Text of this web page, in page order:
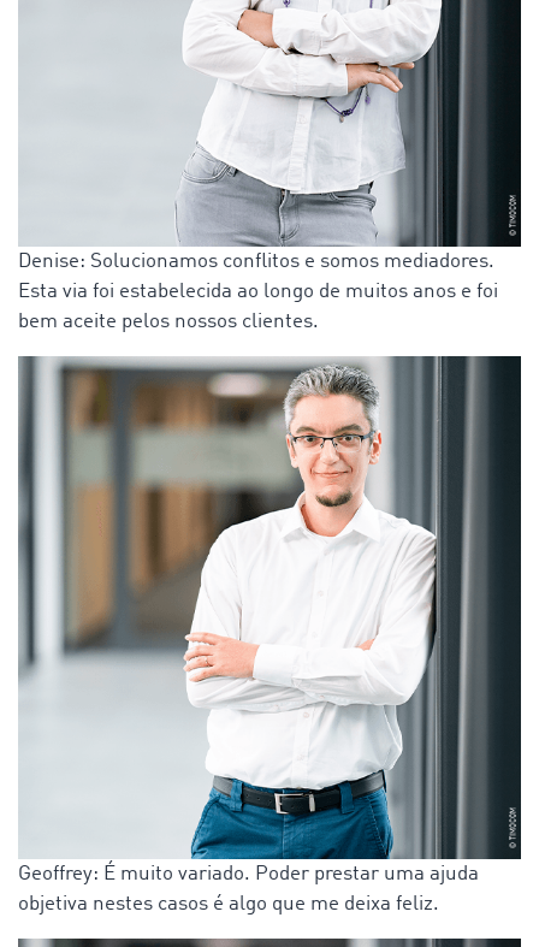
Denise: Solucionamos conflitos e somos mediadores.
Esta via foi estabelecida ao longo de muitos anos e foi
bem aceite pelos nossos clientes.
Geoffrey: É muito variado. Poder prestar uma ajuda
objetiva nestes casos é algo que me deixa feliz.